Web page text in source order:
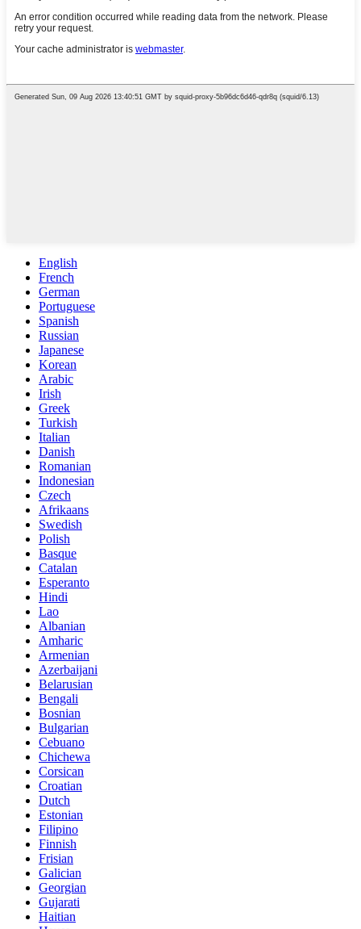
English
French
German
Portuguese
Spanish
Russian
Japanese
Korean
Arabic
Irish
Greek
Turkish
Italian
Danish
Romanian
Indonesian
Czech
Afrikaans
Swedish
Polish
Basque
Catalan
Esperanto
Hindi
Lao
Albanian
Amharic
Armenian
Azerbaijani
Belarusian
Bengali
Bosnian
Bulgarian
Cebuano
Chichewa
Corsican
Croatian
Dutch
Estonian
Filipino
Finnish
Frisian
Galician
Georgian
Gujarati
Haitian